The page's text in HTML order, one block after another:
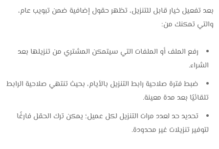
بعد تفعيل خيار قابل للتنزيل، تظهر حقول إضافية ضمن تبويب عام،
والتي تمكنك من:
رفع الملف أو الملفات التي سيتمكن المشتري من تنزيلها بعد
الشراء.
ضبط فترة صلاحية رابط التنزيل بالأيام، بحيث تنتهي صلاحية الرابط
تلقائيًا بعد مدة معينة.
تحديد حد لعدد مرات التنزيل لكل عميل؛ يمكن ترك الحقل فارغًا
لتوفير تنزيلات غير محدودة.